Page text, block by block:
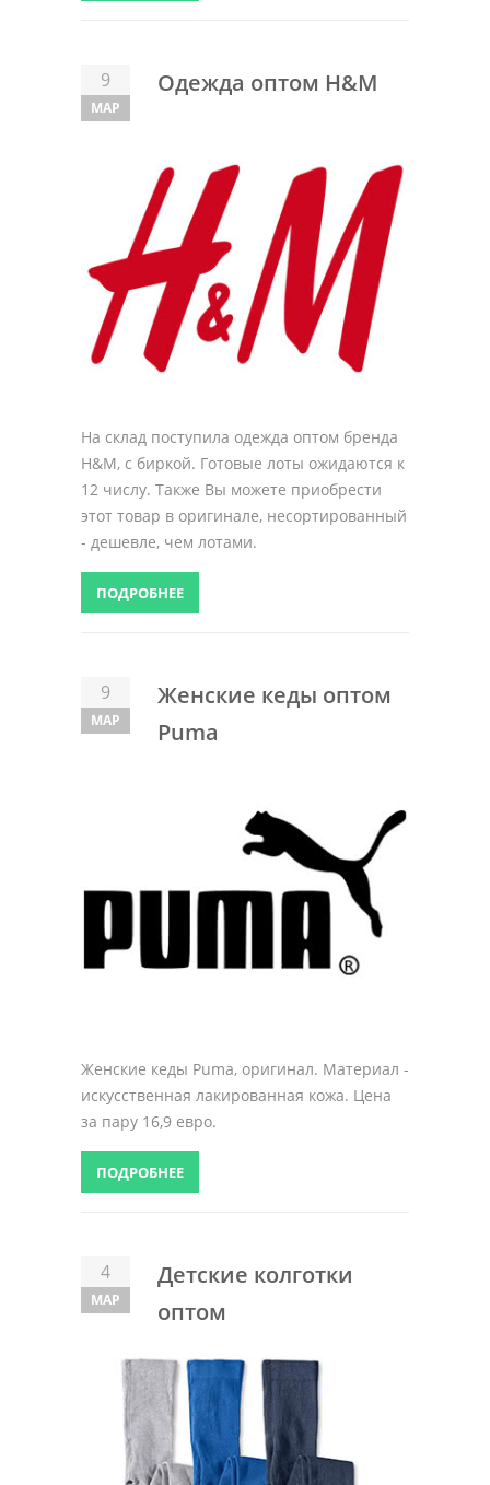
9
МАР
Одежда оптом H&M
На склад поступила одежда оптом бренда
H&M, с биркой. Готовые лоты ожидаются к
12 числу. Также Вы можете приобрести
этот товар в оригинале, несортированный
- дешевле, чем лотами.
ПОДРОБНЕЕ
9
МАР
Женские кеды оптом
Puma
Женские кеды Puma, оригинал. Материал -
искусственная лакированная кожа. Цена
за пару 16,9 евро.
ПОДРОБНЕЕ
4
МАР
Детские колготки
оптом